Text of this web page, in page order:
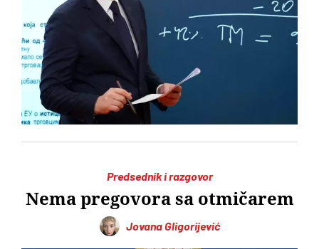
Predsednik i razgovor
Nema pregovora sa otmičarem
Jovana Gligorijević